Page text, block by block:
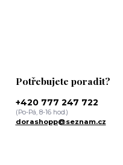
Potřebujete poradit?
+420 777 247 722
(Po-Pá, 8-16 hod.)
dorashopp@seznam.cz